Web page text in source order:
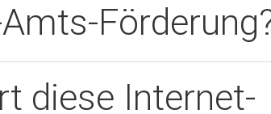
diese Internet-